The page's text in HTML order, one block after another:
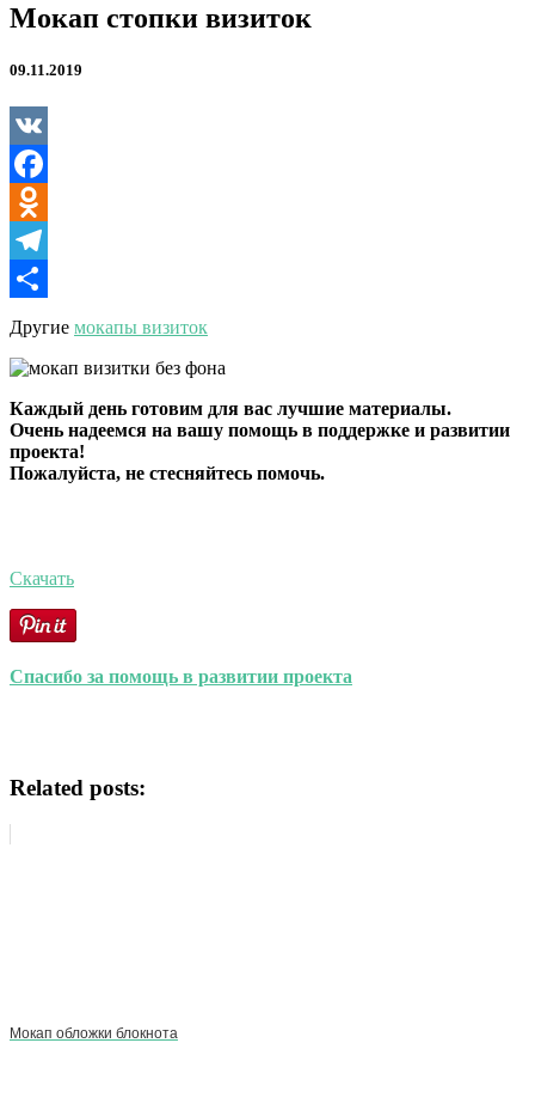
Мокап стопки визиток
09.11.2019
VK
Facebook
Odnoklassniki
Telegram
Отправить
Другие мокапы визиток
Каждый день готовим для вас лучшие материалы.
Очень надеемся на вашу помощь в поддержке и развитии
проекта!
Пожалуйста, не стесняйтесь помочь.
Скачать
Спасибо за помощь в развитии проекта
Related posts:
Мокап обложки блокнота